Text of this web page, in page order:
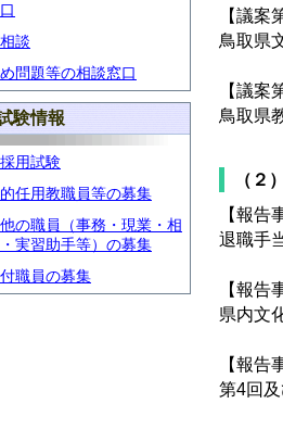
談
問題等の相談窓口
験情報
用試験
任用教職員等の募集
の職員（事務・現業・相
実習助手等）の募集
職員の募集
【議
鳥取県
【議
鳥取県
（２
【報
退職手
【報
県内文
【報
第4回